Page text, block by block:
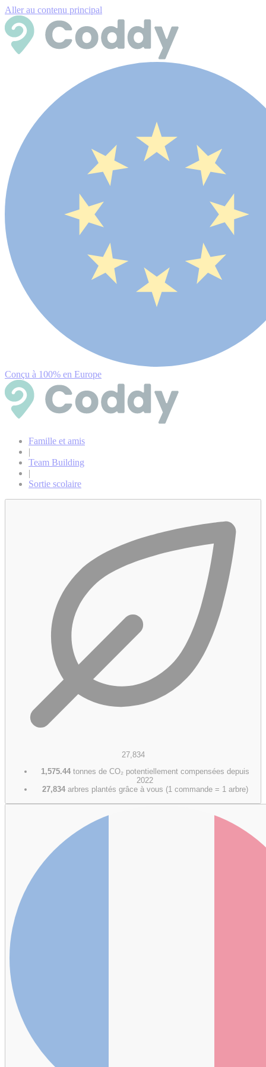
Aller au contenu principal
Conçu à 100% en Europe
Famille et amis
|
Team Building
|
Sortie scolaire
27,834
1,575.44tonnes de CO₂ potentiellement compensées depuis
2022
27,834 arbres plantés grâce à vous (1 commande = 1 arbre)